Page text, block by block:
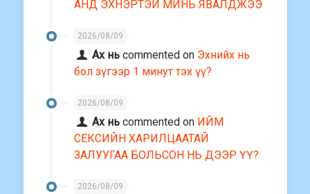
АНД ЭХНЭРТЭЙ МИНЬ ЯВАЛДЖЭЭ
2026/08/09
Ах нь commented on Эхнийх нь
бол зүгээр 1 минут тэх үү?
2026/08/09
Ах нь commented on ИЙМ
СЕКСИЙН ХАРИЛЦААТАЙ
ЗАЛУУГАА БОЛЬСОН НЬ ДЭЭР ҮҮ?
2026/08/09